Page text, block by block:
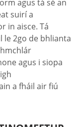
agus tá sé an
suirí a
in aisce. Tá
le 2go de bhlianta
agus i siopa
a fháil air fiú